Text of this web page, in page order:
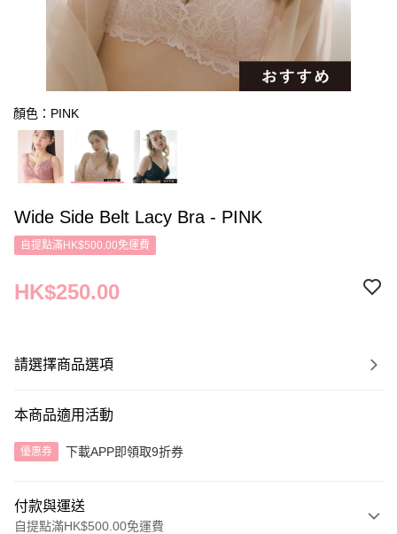
顏色：PINK
Wide Side Belt Lacy Bra - PINK
自提點滿HK$500.00免運費
HK$250.00
請選擇商品選項
本商品適用活動
優惠券 下載APP即領取9折券
付款與運送
自提點滿HK$500.00免運費